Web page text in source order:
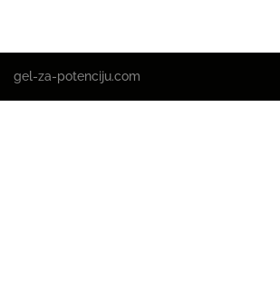
gel-za-potenciju.com